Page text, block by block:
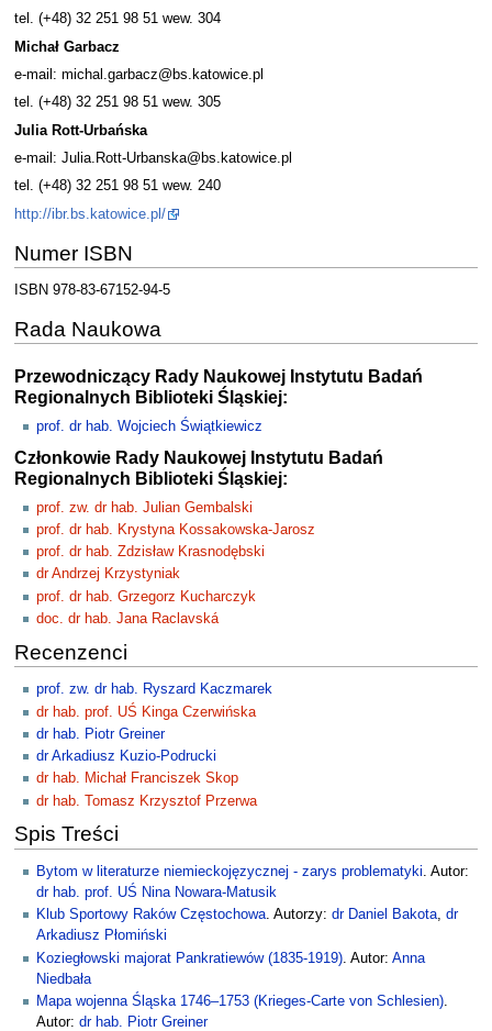
tel. (+48) 32 251 98 51 wew. 304
Michał Garbacz
e-mail: michal.garbacz@bs.katowice.pl
tel. (+48) 32 251 98 51 wew. 305
Julia Rott-Urbańska
e-mail: Julia.Rott-Urbanska@bs.katowice.pl
tel. (+48) 32 251 98 51 wew. 240
http://ibr.bs.katowice.pl/
Numer ISBN
ISBN 978-83-67152-94-5
Rada Naukowa
Przewodniczący Rady Naukowej Instytutu Badań
Regionalnych Biblioteki Śląskiej:
prof. dr hab. Wojciech Świątkiewicz
Członkowie Rady Naukowej Instytutu Badań
Regionalnych Biblioteki Śląskiej:
prof. zw. dr hab. Julian Gembalski
prof. dr hab. Krystyna Kossakowska-Jarosz
prof. dr hab. Zdzisław Krasnodębski
dr Andrzej Krzystyniak
prof. dr hab. Grzegorz Kucharczyk
doc. dr hab. Jana Raclavská
Recenzenci
prof. zw. dr hab. Ryszard Kaczmarek
dr hab. prof. UŚ Kinga Czerwińska
dr hab. Piotr Greiner
dr Arkadiusz Kuzio-Podrucki
dr hab. Michał Franciszek Skop
dr hab. Tomasz Krzysztof Przerwa
Spis Treści
Bytom w literaturze niemieckojęzycznej - zarys problematyki. Autor:
dr hab. prof. UŚ Nina Nowara-Matusik
Klub Sportowy Raków Częstochowa. Autorzy: dr Daniel Bakota, dr
Arkadiusz Płomiński
Koziegłowski majorat Pankratiewów (1835-1919) . Autor: Anna
Niedbała
Mapa wojenna Śląska 1746–1753 (Krieges-Carte von Schlesien).
Autor: dr hab. Piotr Greiner